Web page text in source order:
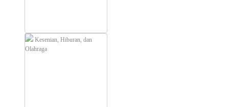
Kesenian, Hiburan, dan
Olahraga